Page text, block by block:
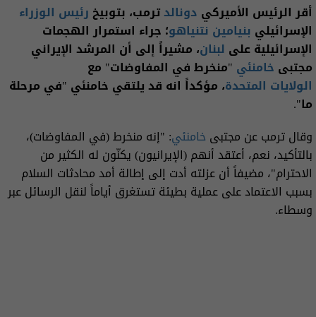
أقر الرئيس الأميركي دونالدترمب، بتوبيخرئيس الوزراء
الإسرائيلي بنيامين نتنياهو؛ جراء استمرار الهجمات
الإسرائيلية على لبنان، مشيراً إلى أن المرشد الإيراني
مجتبى خامنئي "منخرط في المفاوضات" مع
الولايات المتحدة، مؤكداً انه قد يلتقي خامنئي "في مرحلة
ما".
وقال ترمب عن مجتبى خامنئي: "إنه منخرط (في المفاوضات)،
بالتأكيد، نعم، أعتقد أنهم (الإيرانيون) يكنّون له الكثير من
الاحترام"، مضيفاً أن عزلته أدت إلى إطالة أمد محادثات السلام
بسبب الاعتماد على عملية بطيئة تستغرق أياماً لنقل الرسائل عبر
وسطاء.